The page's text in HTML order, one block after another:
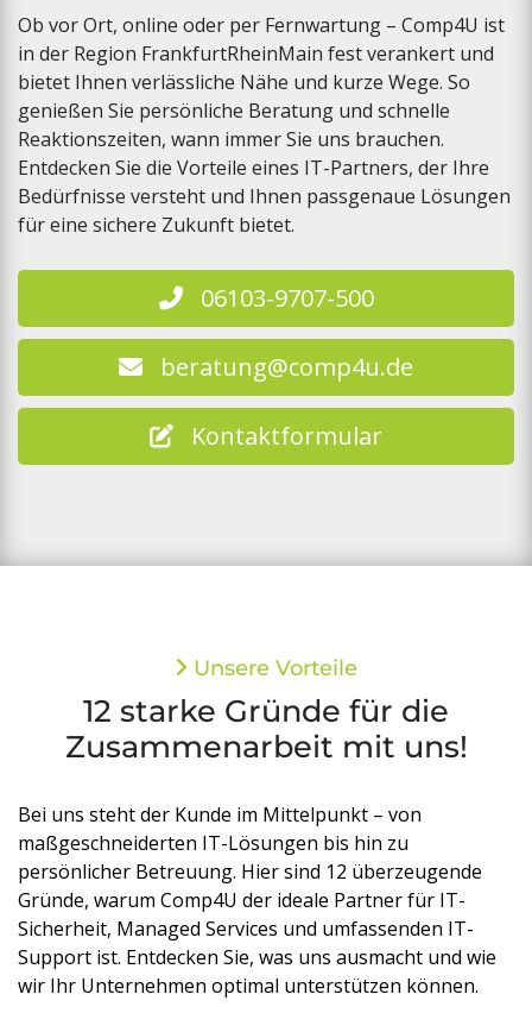
Ob vor Ort, online oder per Fernwartung – Comp4U ist
in der Region FrankfurtRheinMain fest verankert und
bietet Ihnen verlässliche Nähe und kurze Wege. So
genießen Sie persönliche Beratung und schnelle
Reaktionszeiten, wann immer Sie uns brauchen.
Entdecken Sie die Vorteile eines IT-Partners, der Ihre
Bedürfnisse versteht und Ihnen passgenaue Lösungen
für eine sichere Zukunft bietet.
06103-9707-500
beratung@comp4u.de
Kontaktformular
12 starke Gründe für die
Zusammenarbeit mit uns!
Unsere Vorteile
Bei uns steht der Kunde im Mittelpunkt – von
maßgeschneiderten IT-Lösungen bis hin zu
persönlicher Betreuung. Hier sind 12 überzeugende
Gründe, warum Comp4U der ideale Partner für IT-
Sicherheit, Managed Services und umfassenden IT-
Support ist. Entdecken Sie, was uns ausmacht und wie
wir Ihr Unternehmen optimal unterstützen können.